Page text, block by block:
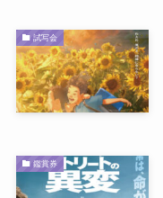
試写会
鑑賞券